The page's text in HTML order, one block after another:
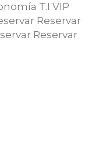
T.I VIP
Reservar
Reservar